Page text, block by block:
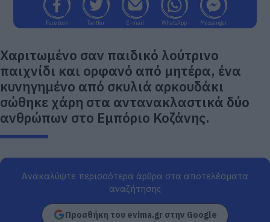
Facebook Twitter E-mail WhatsApp Messenger
Χαριτωμένο σαν παιδικό λούτρινο
παιχνίδι και ορφανό από μητέρα, ένα
κυνηγημένο από σκυλιά αρκουδάκι
σώθηκε χάρη στα αντανακλαστικά δύο
ανθρώπων στο Εμπόριο Κοζάνης.
Ανακαλύψτε περισσότερα άρθρα στα αποτελέσματα
αναζήτησης
Προσθήκη του evima.gr στην Google